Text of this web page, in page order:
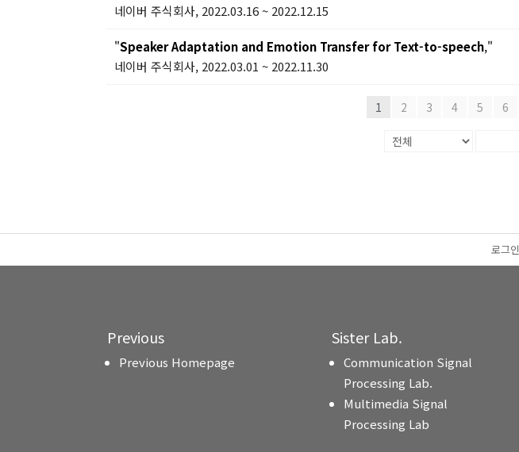
네이버 주식회사, 2022.03.16 ~ 2022.12.15
"Speaker Adaptation and Emotion Transfer for Text-to-speech,"
네이버 주식회사, 2022.03.01 ~ 2022.11.30
1 2 3 4 5 6
로그인
Previous
Previous Homepage
Sister Lab.
Communication Signal
Processing Lab.
Multimedia Signal
Processing Lab